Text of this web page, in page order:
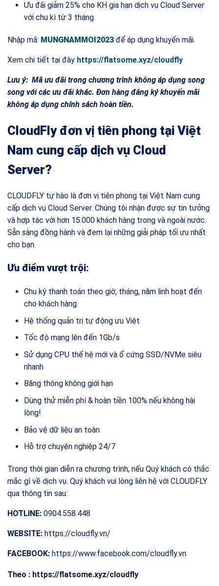
Ưu đãi giảm 25% cho KH gia hạn dịch vụ Cloud Server
với chu kì từ 3 tháng
Nhập mã: MUNGNAMMOI2023 để áp dụng khuyến mãi.
Xem chi tiết tại đây https://flatsome.xyz/cloudfly
Lưu ý: Mã ưu đãi trong chương trình không áp dụng song
song với các ưu đãi khác. Đơn hàng đăng ký khuyến mãi
không áp dụng chính sách hoàn tiền.
CloudFly đơn vị tiên phong tại Việt
Nam cung cấp dịch vụ Cloud
Server?
CLOUDFLY tự hào là đơn vị tiên phong tại Việt Nam cung
cấp dịch vụ Cloud Server. Chúng tôi nhận được sự tin tưởng
và hợp tác với hơn 15.000 khách hàng trong và ngoài nước.
Sẵn sàng đồng hành và đem lại những giải pháp tối ưu nhất
cho bạn.
Ưu điểm vượt trội:
Chu kỳ thanh toán theo giờ, tháng, năm linh hoạt đến
cho khách hàng.
Hệ thống quản trị tự động ưu Việt
Tốc độ mạng lên đến 1Gb/s
Sử dụng CPU thế hệ mới và ổ cứng SSD/NVMe siêu
nhanh
Băng thông không giới hạn
Dùng thử miễn phí & hoàn tiền 100% nếu không hài
lòng!
Bảo vệ dữ liệu an toàn
Hỗ trợ chuyện nghiệp 24/7
Trong thời gian diễn ra chương trình, nếu Quý khách có thắc
mắc gì về dịch vụ. Quý khách vui lòng liên hệ với CLOUDFLY
qua thông tin sau:
HOTLINE: 0904.558.448
WEBSITE: https://cloudfly.vn/
FACEBOOK: https://www.facebook.com/cloudfly.vn
Theo : https://flatsome.xyz/cloudfly